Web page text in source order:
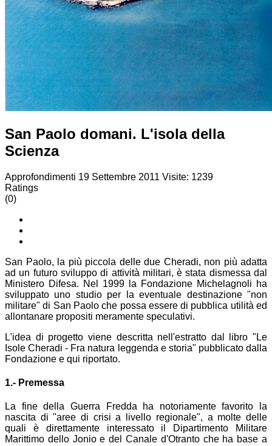
San Paolo domani. L'isola della
Scienza
Approfondimenti 19 Settembre 2011 Visite: 1239
Ratings
(0)
San Paolo, la più piccola delle due Cheradi, non più adatta
ad un futuro sviluppo di attività militari, è stata dismessa dal
Ministero Difesa. Nel 1999 la Fondazione Michelagnoli ha
sviluppato uno studio per la eventuale destinazione "non
militare" di San Paolo che possa essere di pubblica utilità ed
allontanare propositi meramente speculativi.
L'idea di progetto viene descritta nell'estratto dal libro "Le
Isole Cheradi - Fra natura leggenda e storia" pubblicato dalla
Fondazione e qui riportato.
1.- Premessa
La fine della Guerra Fredda ha notoriamente favorito la
nascita di "aree di crisi a livello regionale", a molte delle
quali è direttamente interessato il Dipartimento Militare
Marittimo dello Jonio e del Canale d'Otranto che ha base a